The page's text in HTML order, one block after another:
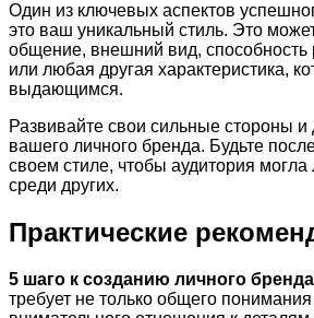
Один из ключевых аспектов
это ваш уникальный стиль. Это
общение, внешний вид,
или любая другая характеристика,
выдающимся.
Развивайте свои сильные стороны и
вашего личного бренда. Будьте
своем стиле, чтобы аудитория могла
среди других.
Практические
5 шаго к созданию личного
требует не только общего